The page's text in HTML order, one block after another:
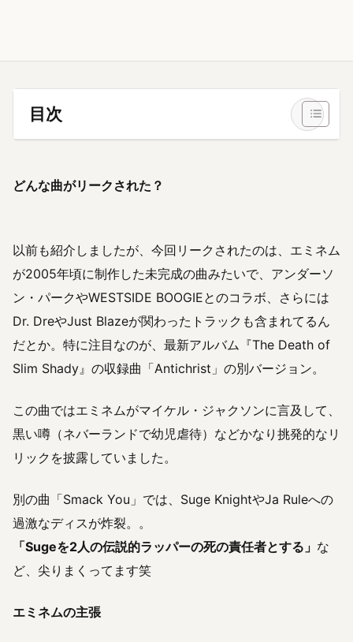
目次
どんな曲がリークされた？
以前も紹介しましたが、今回リークされたのは、エミネム
が2005年頃に制作した未完成の曲みたいで、アンダーソ
ン・パークやWESTSIDE BOOGIEとのコラボ、さらには
Dr. DreやJust Blazeが関わったトラックも含まれてるん
だとか。特に注目なのが、最新アルバム『The Death of
Slim Shady』の収録曲「Antichrist」の別バージョン。
この曲ではエミネムがマイケル・ジャクソンに言及して、
黒い噂（ネバーランドで幼児虐待）などかなり挑発的なリ
リックを披露していました。
別の曲「Smack You」では、Suge KnightやJa Ruleへの
過激なディスが炸裂。。
「Sugeを2人の伝説的ラッパーの死の責任者とする」 な
ど、尖りまくってます笑
エミネムの主張